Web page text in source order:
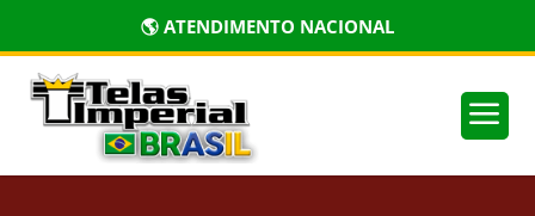
🏅 PRODUTOS CERTIFICADOS
a